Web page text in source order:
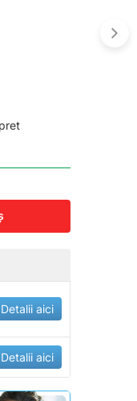
Detalii aici
Detalii aici